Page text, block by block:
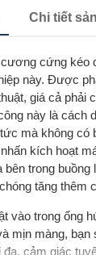
Chi tiết
cứng kéo
này. Được
giá cả phải
này là cách
mà không có
kích hoạt
bên trong
tăng thêm
vào trong ống
mịn màng, bạn
cảm giác